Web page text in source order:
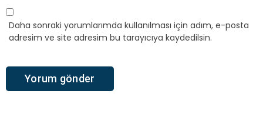
Daha sonraki yorumlarımda kullanılması için adım, e-posta
adresim ve site adresim bu tarayıcıya kaydedilsin.